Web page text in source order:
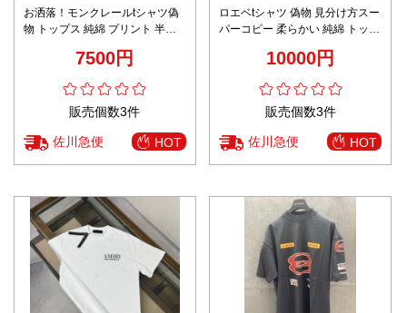
お洒落！モンクレールtシャツ偽
物 トップス 純綿 プリント 半袖
7500円
販売個数3件
佐川急便 HOT
ロエベtシャツ 偽物 見分け方スー
パーコピー 柔らかい 純綿 トップ
10000円
販売個数3件
佐川急便 HOT